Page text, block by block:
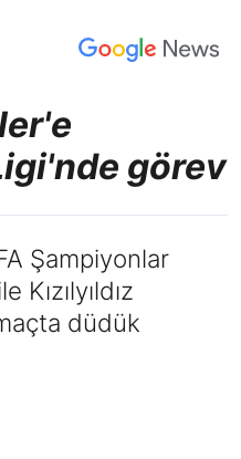
görev
Şampiyonlar
düdük